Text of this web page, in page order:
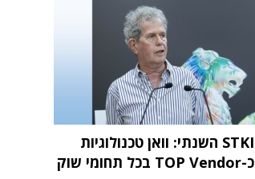
מחקר STKI השנתי: וואן טכנולוגיות
דורגה כ-TOP Vendor בכל תחומי שוק